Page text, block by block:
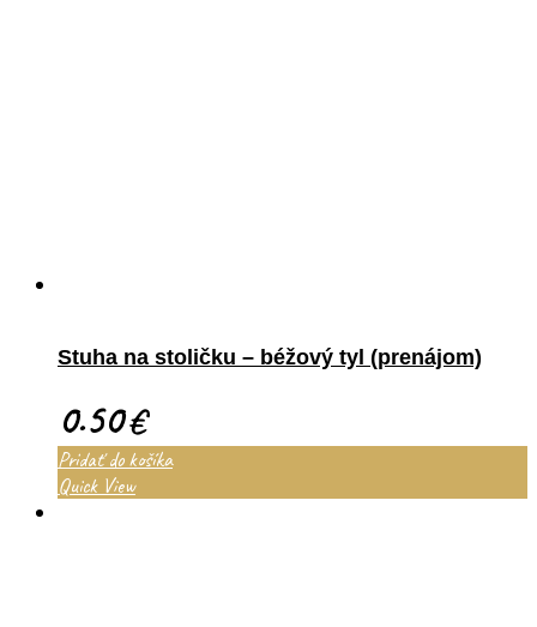
Stuha na stoličku – béžový tyl (prenájom)
0.50€
Pridať do košíka
Quick View